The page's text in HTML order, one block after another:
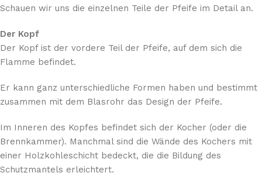
Schauen wir uns die einzelnen Teile der Pfeife im Detail an.
Der Kopf
Der Kopf ist der vordere Teil der Pfeife, auf dem sich die
Flamme befindet.
Er kann ganz unterschiedliche Formen haben und bestimmt
zusammen mit dem Blasrohr das Design der Pfeife.
Im Inneren des Kopfes befindet sich der Kocher (oder die
Brennkammer). Manchmal sind die Wände des Kochers mit
einer Holzkohleschicht bedeckt, die die Bildung des
Schutzmantels erleichtert.